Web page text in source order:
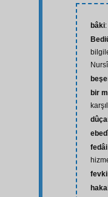
bâki
bir
fedâi